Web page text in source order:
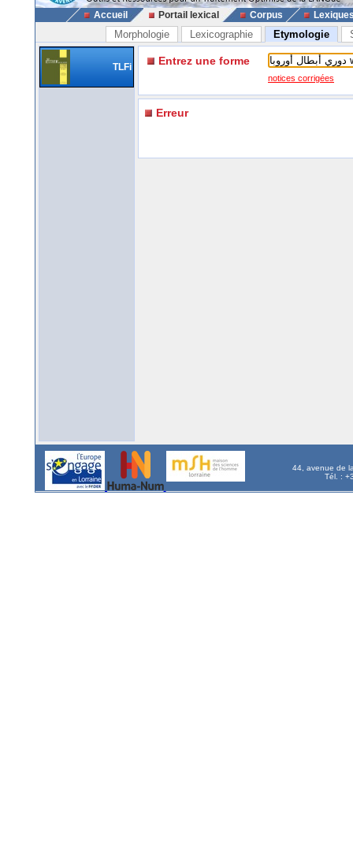
Accueil Portail lexical Corpus
Morphologie Lexicographie Etymologie
TLFi Entrez une forme
notices corrigées
Erreur
44, avenue de
Tél. :